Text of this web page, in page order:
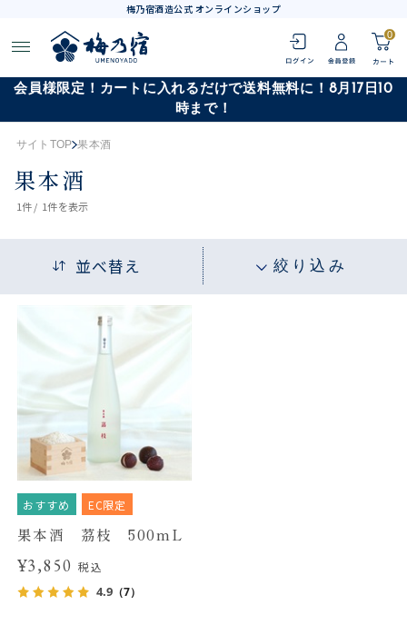
梅乃宿酒造公式 オンラインショップ
0
会員様限定！カートに入れるだけで送料無料に！8月17日10
時まで！
サイトTOP 果本酒
果本酒
1件 / 1件を表示
並べ替え 絞り込み
おすすめ EC限定
果本酒 茘枝 500mL
¥3,850税込
4.9（7）